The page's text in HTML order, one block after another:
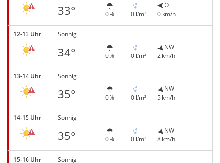
33° 0 % 0 l/m²
O
0 km/h
12-13 Uhr Sonnig
34° 0 % 0 l/m²
NW
2 km/h
13-14 Uhr Sonnig
35° 0 % 0 l/m²
NW
5 km/h
14-15 Uhr Sonnig
35° 0 % 0 l/m²
NW
8 km/h
15-16 Uhr Sonnig